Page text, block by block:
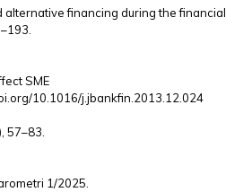
alternative financing during the financial
SME
10.1016/j.jbankfin.2013.12.024
57–83.
1/2025.